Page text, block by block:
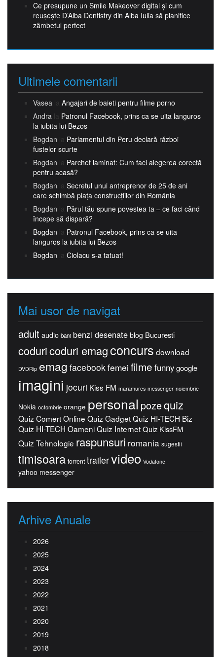
Ce presupune un Smile Makeover digital și cum
reușește D’Alba Dentistry din Alba Iulia să planifice
zâmbetul perfect
Ultimele comentarii
Vasea la Angajari de baieti pentru filme porno
Andra la Patronul Facebook, prins ca se uita languros
la iubita lui Bezos
Bogdan la Parlamentul din Peru declară război
fustelor scurte
Bogdan la Parchet laminat: Cum faci alegerea corectă
pentru acasă?
Bogdan la Secretul unui antreprenor de 25 de ani
care schimbă piața construcțiilor din România
Bogdan la Părul tău spune povestea ta – ce faci când
începe să dispară?
Bogdan la Patronul Facebook, prins ca se uita
languros la iubita lui Bezos
Bogdan la Ciolacu s-a tatuat!
Mai usor de navigat
adult audio bani benzi desenate blog Bucuresti
coduricoduri emagconcurs download
DVDRip emag facebookfemei filme funny google
imagini jocuri Kiss FM maramures messenger noiembrie
Nokia octombrie orange personal pozequiz
Quiz Comert Online Quiz GadgetQuiz HI-TECH Biz
Quiz HI-TECH OameniQuiz Internet Quiz KissFM
Quiz Tehnologie raspunsuri romania sugestii
timisoara torrent trailervideo Vodafone
yahoo messenger
Arhive Anuale
2026
2025
2024
2023
2022
2021
2020
2019
2018